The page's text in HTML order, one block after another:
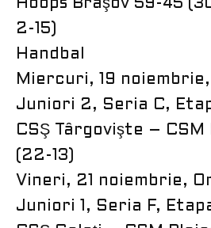
Hoops Braşov 59-45
2-15)
Handbal
Miercuri, 19
Juniori 2, Seria C,
CSŞ Târgovişte –
(22-13)
Vineri, 21 noiembrie,
Juniori 1, Seria F,